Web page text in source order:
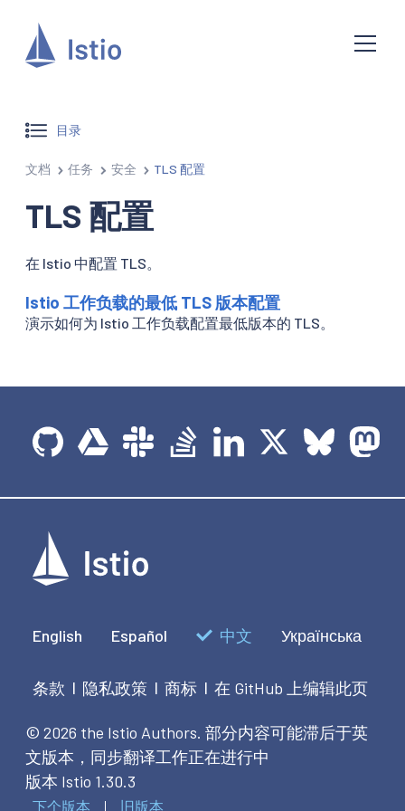
目录
文档 任务 安全 TLS 配置
TLS 配置
在 Istio 中配置 TLS。
Istio 工作负载的最低 TLS 版本配置
演示如何为 Istio 工作负载配置最低版本的 TLS。
English Español 中文 Українська
条款 | 隐私政策 | 商标 | 在 GitHub 上编辑此页
© 2026 the Istio Authors. 部分内容可能滞后于英
文版本，同步翻译工作正在进行中
版本 Istio 1.30.3
下个版本 旧版本